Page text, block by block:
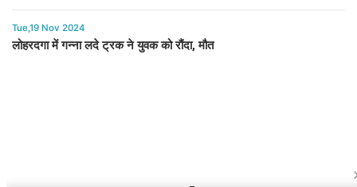
Tue,19 Nov 2024
लोहरदगा में गन्ना लदे ट्रक ने युवक को रौंदा, मौत